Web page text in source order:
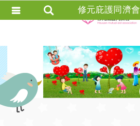
修元庇護同濟會
會員註冊
忘記密碼
訂單查詢